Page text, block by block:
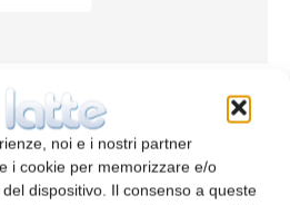
noi e i nostri partner
i cookie per memorizzare e/o
dispositivo. Il consenso a queste
caseario per
proteici